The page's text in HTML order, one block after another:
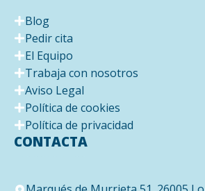
Blog
Pedir cita
El Equipo
Trabaja con nosotros
Aviso Legal
Política de cookies
Política de privacidad
CONTACTA